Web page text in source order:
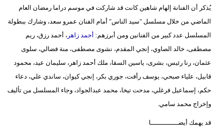
يُذكر أن الفنانة إلهام شاهين كانت قد شاركت في موسم دراما رمضان العام
الماضي من خلال مسلسل "سيد الناس" أمام الفنان عمرو سعد، وشارك ببطولة
المسلسل عدد كبير من الفنانين ومن أبرزهم: أحمد زاهر ، أحمد رزق، ريم
مصطفى، خالد الصاوي، إنجي المقدم، نشوى مصطفى، منة فضالي، سلوى
عثمان، رنا رئيس، بشرى، ياسين السقا، ملك أحمد زاهر، سليمان عيد، محمود
قابيل، علياء صبحي، يوسف رأفت، جوري بكر، إنجي كيوان، ساندي علي، دعاء
حكم، إسماعيل فرغلي، مدحت تيخا، محمد عبدالجواد، وجاء المسلسل من تأليف
وإخراج محمد سامي.
قد يهمك أيضــــــــــــــا